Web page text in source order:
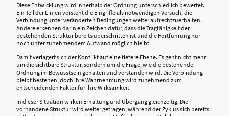
Diese Entwicklung wird innerhalb der Ordnung unterschiedlich bewertet.
Ein Teil der Linien versteht die Eingriffe als notwendigen Versuch, die
Verbindung unter veränderten Bedingungen weiter aufrechtzuerhalten.
Andere erkennen darin ein Zeichen dafür, dass die Tragfähigkeit der
bestehenden Struktur bereits überschritten ist und die Fortführung nur
noch unter zunehmendem Aufwand möglich bleibt.
Damit verlagert sich der Konflikt auf eine tiefere Ebene. Es geht nicht mehr
um die sichtbare Struktur, sondern um die Frage, wie die bestehende
Ordnung im Bewusstsein gehalten und verstanden wird. Die Verbindung
bleibt bestehen, doch ihre Wahrnehmung wird zunehmend zum
entscheidenden Faktor für ihre Wirksamkeit.
In dieser Situation wirken Erhaltung und Übergang gleichzeitig. Die
vorhandene Struktur wird weiter getragen, während der Zyklus sich bereits